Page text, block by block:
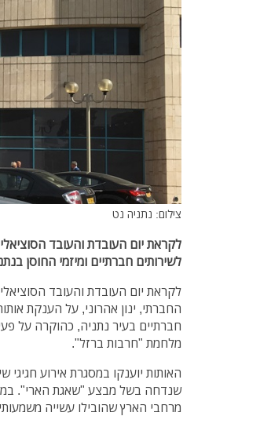
צילום: נתניה נט
לקראת יום העובדת והעובד
לשירותים חברתיים ומיזמי החוסן
לקראת יום העובדת והעובד
החברתי, ינון אהרוני, על הענקת
חברתיים בעיר נתניה, כהוקרה על
מלחמת "חרבות ברזל".
שנדחה בשל מבצע "שאגת הארי".
מרחבי הארץ שהובילו עשייה